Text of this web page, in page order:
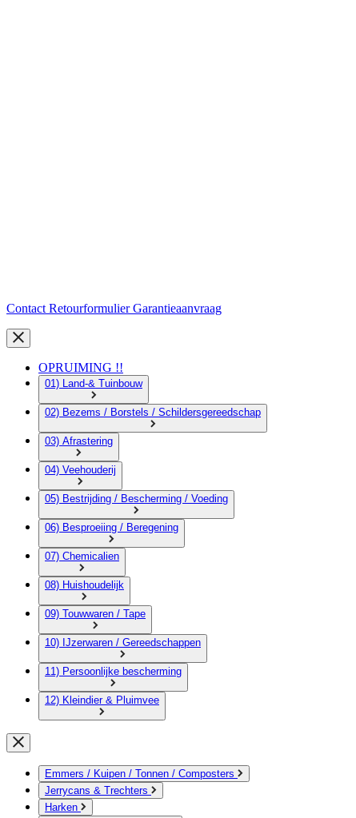
Contact RetourformulierGarantieaanvraag
OPRUIMING !!
01) Land-& Tuinbouw
02) Bezems / Borstels / Schildersgereedschap
03) Afrastering
04) Veehouderij
05) Bestrijding / Bescherming / Voeding
06) Besproeiing / Beregening
07) Chemicalien
08) Huishoudelijk
09) Touwwaren / Tape
10) IJzerwaren / Gereedschappen
11) Persoonlijke bescherming
12) Kleindier & Pluimvee
Emmers / Kuipen / Tonnen / Composters
Jerrycans & Trechters
Harken